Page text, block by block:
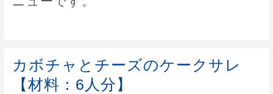
カボチャとチーズのケークサレ
【材料：6人分】